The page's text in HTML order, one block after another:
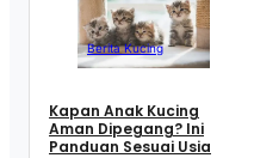
Berita Kucing
Kapan Anak Kucing
Aman Dipegang? Ini
Panduan Sesuai Usia